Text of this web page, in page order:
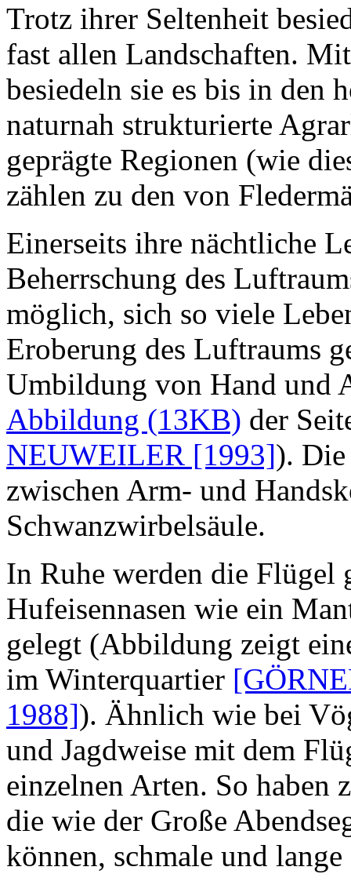
Trotz ihrer Seltenheit
fast allen Landschaften.
besiedeln sie es bis in den
naturnah strukturierte
geprägte Regionen (wie
zählen zu den von
Einerseits ihre nächtliche
Beherrschung des
möglich, sich so viele
Eroberung des Luftraums
Umbildung von Hand und
Abbildung (13KB) der
NEUWEILER [1993]). Die
zwischen Arm- und
Schwanzwirbelsäule.
In Ruhe werden die Flügel
Hufeisennasen wie ein
gelegt (Abbildung zeigt
im Winterquartier
1988]). Ähnlich wie bei
und Jagdweise mit dem
einzelnen Arten. So haben
die wie der Große
können, schmale und